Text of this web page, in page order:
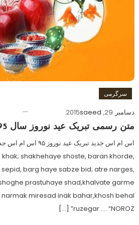
سرگرمی
دسامبر 29, 2015
saeed
متن رسمی تبریک عید نوروز سال 1395
shakhehaye shoste, baran khorde,
barg haye sabze bid; atre narges,
prastuhaye shad,khalvate garme
miresad inak bahar,khosh behal
ruzegar …. “NOROZ” […]